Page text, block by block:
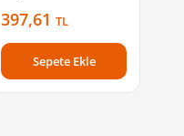
397,61 TL
Sepete Ekle